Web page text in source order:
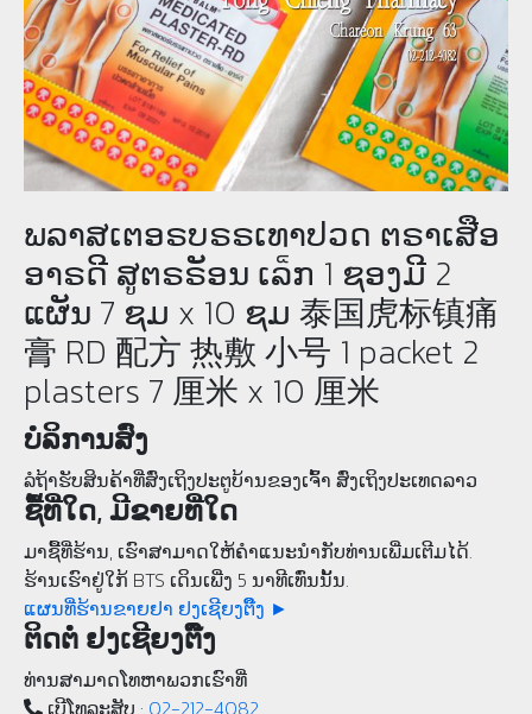
ພລາສເຕອຣບຣຣເທາປວດ ຕຣາເສືອ
ອາຣດີ ສູຕຣຣັອນ ເລ็ກ 1 ຊອງມີ 2
ແຜັນ 7 ຊມ x 10 ຊມ 泰国虎标镇痛
膏 RD 配方 热敷 小号 1 packet 2
plasters 7 厘米 x 10 厘米
ບໍລິການສົ່ງ
ລໍຖ້າຮັບສິນຄ້າທີ່ສົ່ງເຖິງປະຕູບ້ານຂອງເຈົ້າ ສົ່ງເຖິງປະເທດລາວ
ຊື້ທີ່ໃດ, ມີຂາຍທີ່ໃດ
ມາຊື້ທີ່ຮ້ານ, ເຮົາສາມາດໃຫ້ຄໍາແນະນຳກັບທ່ານເພີ່ມເຕີມໄດ້.
ຮ້ານເຮົາຢູ່ໃກ້ BTS ເດິນເພີ່ງ 5 ນາທີເທົ່ນນັ້ນ.
ແຜນທີ່ຮ້ານຂາຍຢາ ຢງເຊີຍງຕຶ໊ງ ►
ຕິດຕໍ່ ຢງເຊີຍງຕຶ໊ງ
ທ່ານສາມາດໂທຫາພວກເຮົາທີ່